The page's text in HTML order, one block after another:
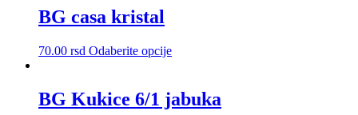
BG casa kristal
70.00 rsd Odaberite opcijeOvaj
više
varijanti.
BG Kukice 6/1 jabuka